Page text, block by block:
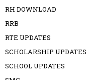
RH DOWNLOAD
RRB
RTE UPDATES
SCHOLARSHIP UPDATES
SCHOOL UPDATES